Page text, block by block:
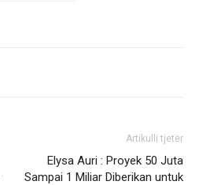
Artikulli tjetër
Elysa Auri : Proyek 50 Juta
Sampai 1 Miliar Diberikan untuk